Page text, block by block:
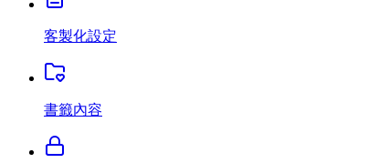
客製化設定
書籤內容